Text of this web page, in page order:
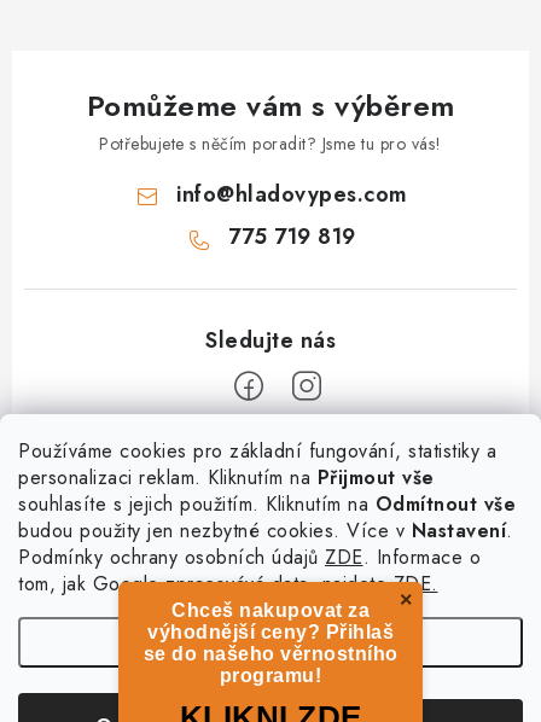
Používáme cookies pro základní fungování, statistiky a
personalizaci reklam. Kliknutím na Přijmout vše
souhlasíte s jejich použitím. Kliknutím na Odmítnout vše
budou použity jen nezbytné cookies. Více v Nastavení.
Podmínky ochrany osobních údajů ZDE. Informace o
tom, jak Google zpracovává data, najdeteZDE.
Nastavení
Pomůžeme vám s výběrem
Potřebujete s něčím poradit? Jsme tu pro vás!
info@hladovypes.com
775 719 819
Informace
O nás
Kontakty
Výměna, vrácení a reklamace
Služby
PetExpert - pojištění psů
Pujčení paddleboardu a psí plovací vesty
Osobní odběr zboží - PRODEJNA
hladovypes.com. Všechna práva vyhrazena. Upravit nastavení
×
Chceš nakupovat za
výhodnější ceny? Přihlaš
se do našeho věrnostního
programu!